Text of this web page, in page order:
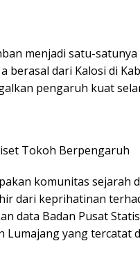
menjadi satu-
berasal dari Kalosi di
pengaruh kuat
Tokoh Berpengaruh
komunitas sejarah
dari keprihatinan
data Badan Pusat
Lumajang yang tercatat